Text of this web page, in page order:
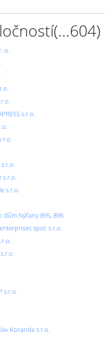
(...604)
o.
s.r.o.
r.o.
s.r.o.
s.r.o.
dům Nýřany 895, 896
spol. s.r.o.
s.r.o.
Koranda s.r.o.